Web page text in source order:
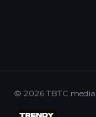
© 2026 TBTC media